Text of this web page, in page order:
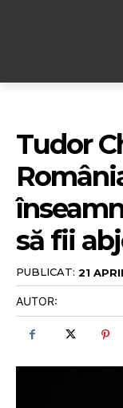
Tudor
să fii
PUBLICAT: 21
AUTOR: